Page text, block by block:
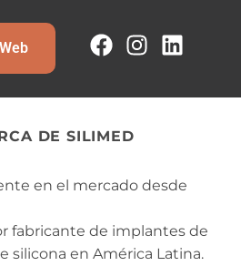
DE SILIMED
en el mercado desde
fabricante de implantes de
silicona en América Latina.